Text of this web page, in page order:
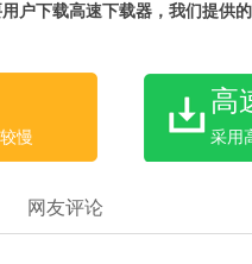
户下载高速下载器，我们提供
慢
高
采用
网友评论